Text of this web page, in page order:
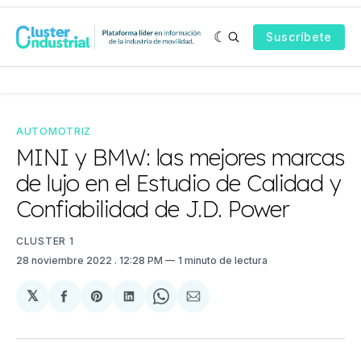
Suscríbete
AUTOMOTRIZ
MINI y BMW: las mejores marcas
de lujo en el Estudio de Calidad y
Confiabilidad de J.D. Power
CLUSTER 1
28 noviembre 2022 . 12:28 PM 1 minuto de lectura
𝕏
Compartir
Facebook
Share
Pinterest
Compartir
LinkedIn
Share
WhatsApp
Compartir
Email